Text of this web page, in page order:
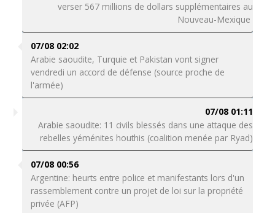
verser 567 millions de dollars supplémentaires au
Nouveau-Mexique
07/08 02:02
Arabie saoudite, Turquie et Pakistan vont signer
vendredi un accord de défense (source proche de
l'armée)
07/08 01:11
Arabie saoudite: 11 civils blessés dans une attaque des
rebelles yéménites houthis (coalition menée par Ryad)
07/08 00:56
Argentine: heurts entre police et manifestants lors d'un
rassemblement contre un projet de loi sur la propriété
privée (AFP)